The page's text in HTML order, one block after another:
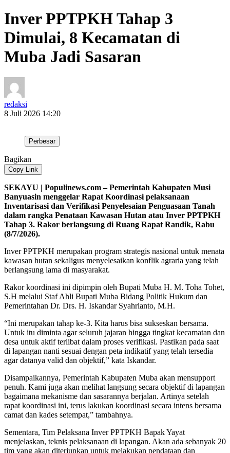
Inver PPTPKH Tahap 3
Dimulai, 8 Kecamatan di
Muba Jadi Sasaran
redaksi
8 Juli 2026 14:20
Perbesar
Bagikan
Copy Link
SEKAYU | Populinews.com – Pemerintah Kabupaten Musi
Banyuasin menggelar Rapat Koordinasi pelaksanaan
Inventarisasi dan Verifikasi Penyelesaian Penguasaan Tanah
dalam rangka Penataan Kawasan Hutan atau Inver PPTPKH
Tahap 3. Rakor berlangsung di Ruang Rapat Randik, Rabu
(8/7/2026).
Inver PPTPKH merupakan program strategis nasional untuk menata
kawasan hutan sekaligus menyelesaikan konflik agraria yang telah
berlangsung lama di masyarakat.
Rakor koordinasi ini dipimpin oleh Bupati Muba H. M. Toha Tohet,
S.H melalui Staf Ahli Bupati Muba Bidang Politik Hukum dan
Pemerintahan Dr. Drs. H. Iskandar Syahrianto, M.H.
“Ini merupakan tahap ke-3. Kita harus bisa sukseskan bersama.
Untuk itu diminta agar seluruh jajaran hingga tingkat kecamatan dan
desa untuk aktif terlibat dalam proses verifikasi. Pastikan pada saat
di lapangan nanti sesuai dengan peta indikatif yang telah tersedia
agar datanya valid dan objektif,” kata Iskandar.
Disampaikannya, Pemerintah Kabupaten Muba akan mensupport
penuh. Kami juga akan melihat langsung secara objektif di lapangan
bagaimana mekanisme dan sasarannya berjalan. Artinya setelah
rapat koordinasi ini, terus lakukan koordinasi secara intens bersama
camat dan kades setempat,” tambahnya.
Sementara, Tim Pelaksana Inver PPTPKH Bapak Yayat
menjelaskan, teknis pelaksanaan di lapangan. Akan ada sebanyak 20
tim yang akan diterjunkan untuk melakukan pendataan dan